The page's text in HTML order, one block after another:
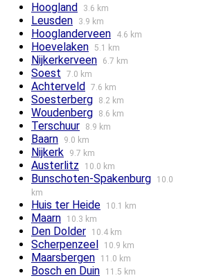
Hoogland
3.6 km
Leusden 3.9 km
Hooglanderveen 4.6 km
Hoevelaken 5.1 km
Nijkerkerveen 6.7 km
Soest 7.0 km
Achterveld 7.6 km
Soesterberg 8.2 km
Woudenberg 8.6 km
Terschuur 8.9 km
Baarn 9.0 km
Nijkerk 9.7 km
Austerlitz 10.0 km
Bunschoten-Spakenburg
10.0
km
Huis ter Heide 10.1 km
Maarn 10.3 km
Den Dolder 10.4 km
Scherpenzeel 10.9 km
Maarsbergen 11.0 km
Bosch en Duin 11.5 km